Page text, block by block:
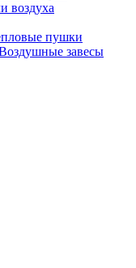
воздуха
пушки
завесы